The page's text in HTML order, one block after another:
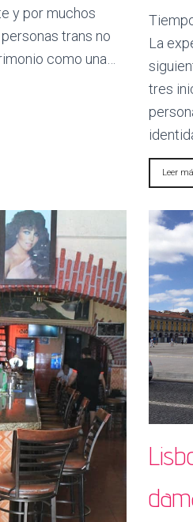
y por muchos
trans no
como una…
La
tres
Leer